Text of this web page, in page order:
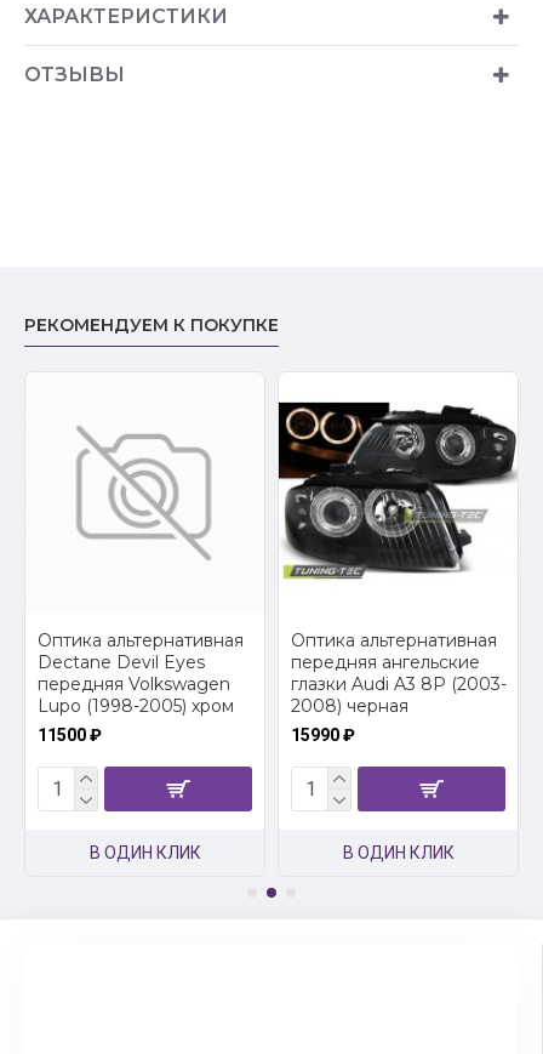
ХАРАКТЕРИСТИКИ
ОТЗЫВЫ
РЕКОМЕНДУЕМ К ПОКУПКЕ
Оптика альтернативная
Dectane Devil Eyes
передняя Volkswagen
Lupo (1998-2005) хром
11500 ₽
В ОДИН КЛИК
Оптика альтернативная
передняя ангельские
глазки Audi A3 8P (2003-
2008) черная
15990 ₽
В ОДИН КЛИК